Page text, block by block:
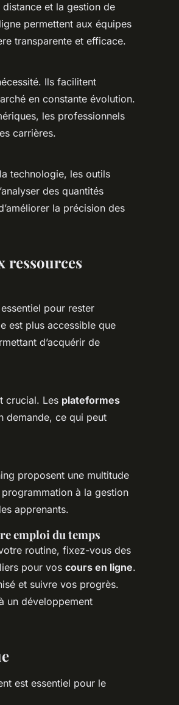
distance et la gestion de
permettent aux équipes
transparente et efficace.
Ils facilitent
en constante évolution.
les professionnels
carrières.
technologie, les outils
des quantités
la précision des
ressources
pour rester
est plus accessible que
d’acquérir de
crucial. Les plateformes
demande, ce qui peut
proposent une multitude
à la gestion
apprenants.
emploi du temps
routine, fixez-vous des
pour vos cours en ligne.
et suivre vos progrès.
un développement
est essentiel pour le